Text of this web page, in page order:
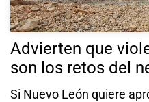
Advierten que
son los retos del
Si Nuevo León quiere